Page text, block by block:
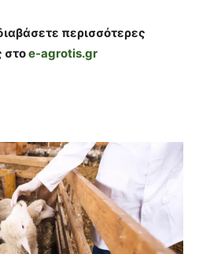
περισσότερες
στοe-agrotis.gr